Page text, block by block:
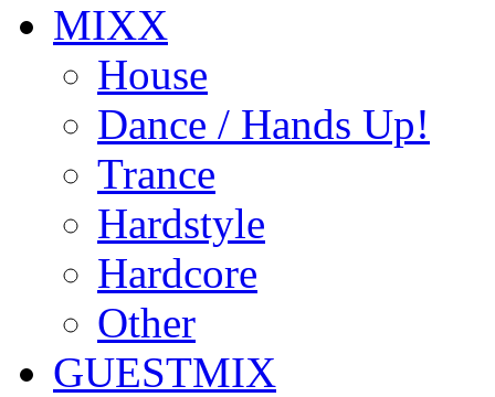
MIXX
House
Dance / Hands Up!
Trance
Hardstyle
Hardcore
Other
GUESTMIX